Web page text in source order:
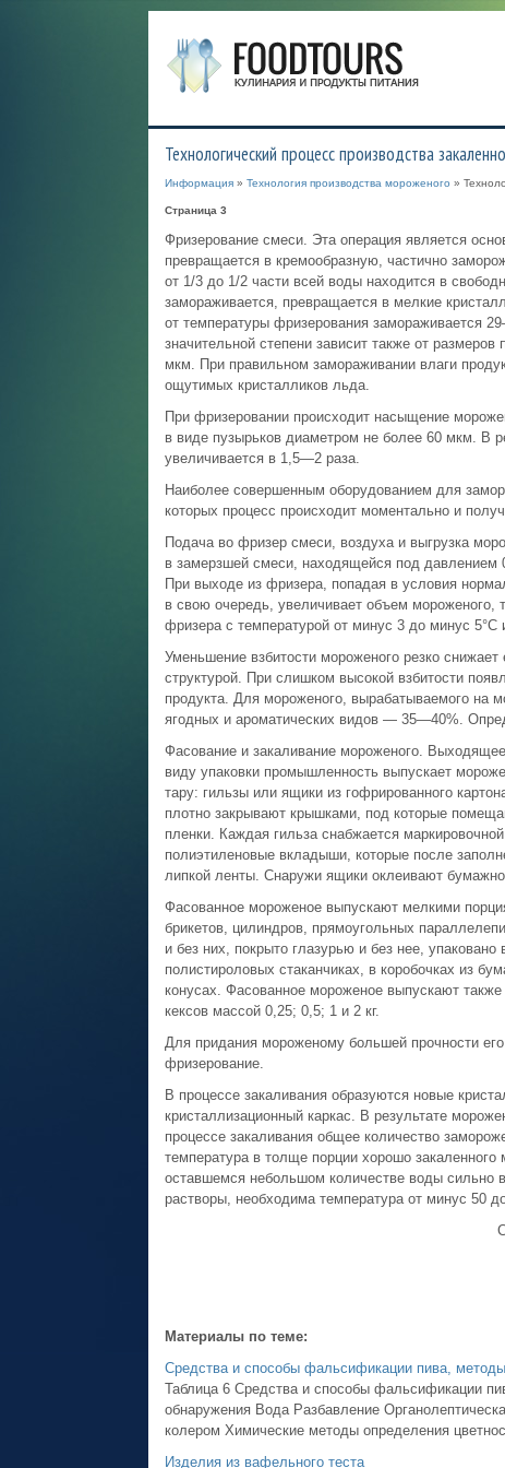
Технологический процесс производства
Информация» Технология производства мороженого »
Страница 3
Фризерование смеси. Эта операция является
превращается в кремообразную, частично
от 1/3 до 1/2 части всей воды находится в
замораживается, превращается в мелкие
от температуры фризерования замораживается
значительной степени зависит также от
мкм. При правильном замораживании влаги
ощутимых кристалликов льда.
При фризеровании происходит насыщение
в виде пузырьков диаметром не более 60 мкм. В
увеличивается в 1,5—2 раза.
Наиболее совершенным оборудованием для
которых процесс происходит моментально и
Подача во фризер смеси, воздуха и выгрузка
в замерзшей смеси, находящейся под
При выходе из фризера, попадая в условия
в свою очередь, увеличивает объем мороженого,
фризера с температурой от минус 3 до минус
Уменьшение взбитости мороженого резко
структурой. При слишком высокой взбитости
продукта. Для мороженого, вырабатываемого на
ягодных и ароматических видов — 35—40%.
Фасование и закаливание мороженого.
виду упаковки промышленность выпускает
тару: гильзы или ящики из гофрированного
плотно закрывают крышками, под которые
пленки. Каждая гильза снабжается
полиэтиленовые вкладыши, которые после
липкой ленты. Снаружи ящики оклеивают
Фасованное мороженое выпускают мелкими
брикетов, цилиндров, прямоугольных
и без них, покрыто глазурью и без нее,
полистироловых стаканчиках, в коробочках из
конусах. Фасованное мороженое выпускают
кексов массой 0,25; 0,5; 1 и 2 кг.
Для придания мороженому большей прочности
фризерование.
В процессе закаливания образуются новые
кристаллизационный каркас. В результате
процессе закаливания общее количество
температура в толще порции хорошо
оставшемся небольшом количестве воды сильно
растворы, необходима температура от минус 50
Материалы по теме:
Средства и способы фальсификации пива,
Таблица 6 Средства и способы фальсификации
обнаружения Вода Разбавление
колером Химические методы определения
Изделия из вафельного теста